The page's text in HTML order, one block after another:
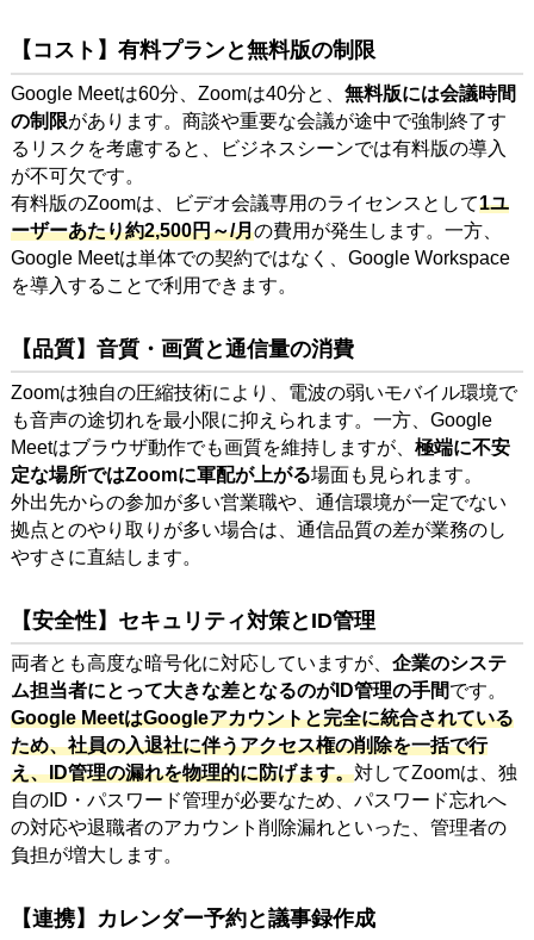
【コスト】有料プランと無料版の制限
Google Meetは60分、Zoomは40分と、 無料版には会議時間
の制限があります。商談や重要な会議が途中で強制終了す
るリスクを考慮すると、ビジネスシーンでは有料版の導入
が不可欠です。
有料版のZoomは、ビデオ会議専用のライセンスとして1ユ
ーザーあたり約2,500円～/月の費用が発生します。一方、
Google Meetは単体での契約ではなく、Google Workspace
を導入することで利用できます。
【品質】音質・画質と通信量の消費
Zoomは独自の圧縮技術により、電波の弱いモバイル環境で
も音声の途切れを最小限に抑えられます。一方、Google
Meetはブラウザ動作でも画質を維持しますが、 極端に不安
定な場所ではZoomに軍配が上がる場面も見られます。
外出先からの参加が多い営業職や、通信環境が一定でない
拠点とのやり取りが多い場合は、通信品質の差が業務のし
やすさに直結します。
【安全性】セキュリティ対策とID管理
両者とも高度な暗号化に対応していますが、 企業のシステ
ム担当者にとって大きな差となるのがID管理の手間です。
Google MeetはGoogleアカウントと完全に統合されている
ため、社員の入退社に伴うアクセス権の削除を一括で行
え、ID管理の漏れを物理的に防げます。対してZoomは、独
自のID・パスワード管理が必要なため、パスワード忘れへ
の対応や退職者のアカウント削除漏れといった、管理者の
負担が増大します。
【連携】カレンダー予約と議事録作成